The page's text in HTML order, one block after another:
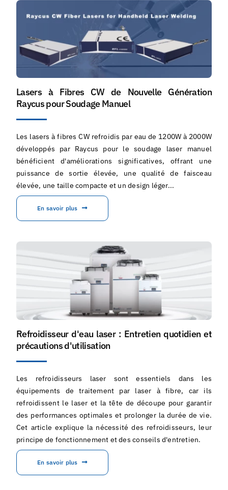
Lasers à Fibres CW de Nouvelle Génération
Raycus pour Soudage Manuel
Les lasers à fibres CW refroidis par eau de 1200W à 2000W
développés par Raycus pour le soudage laser manuel
bénéficient d'améliorations significatives, offrant une
puissance de sortie élevée, une qualité de faisceau
élevée, une taille compacte et un design léger...
En savoir plus
Refroidisseur d'eau laser : Entretien quotidien et
précautions d'utilisation
Les refroidisseurs laser sont essentiels dans les
équipements de traitement par laser à fibre, car ils
refroidissent le laser et la tête de découpe pour garantir
des performances optimales et prolonger la durée de vie.
Cet article explique la nécessité des refroidisseurs, leur
principe de fonctionnement et des conseils d'entretien.
En savoir plus